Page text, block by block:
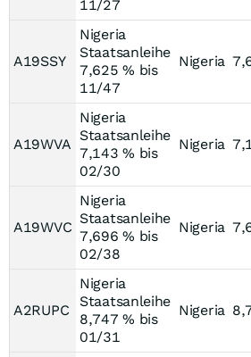
11/27
A19SSY
Nigeria
Staatsanleihe
7,625 % bis
11/47
Nigeria
A19WVA
Nigeria
Staatsanleihe
7,143 % bis
02/30
Nigeria
A19WVC
Nigeria
Staatsanleihe
7,696 % bis
02/38
Nigeria
A2RUPC
Nigeria
Staatsanleihe
8,747 % bis
01/31
Nigeria